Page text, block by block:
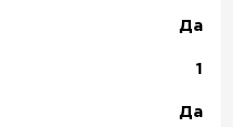
Да
1
Да